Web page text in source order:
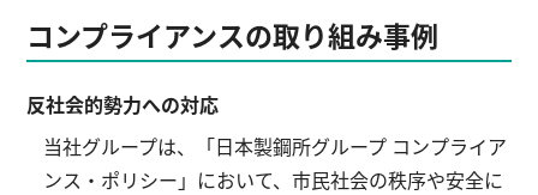
コンプライアンスの取り組み事例
反社会的勢力への対応
当社グループは、「日本製鋼所グループ コンプライア
ンス・ポリシー」において、市民社会の秩序や安全に